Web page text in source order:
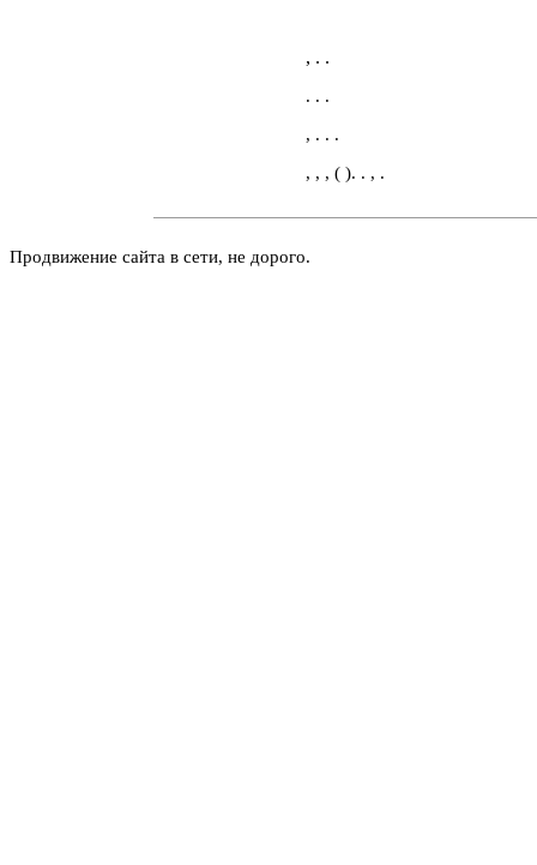
, . .
. . .
, . . .
, , , ( ). . , .
Продвижение сайта в сети, не дорого.